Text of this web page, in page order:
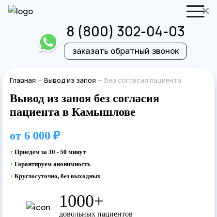
8 (800) 302-04-03
заказать обратный звонок
Главная — Вывод из запоя — Без согласия пациента
Вывод из запоя без согласия
пациента в Камышлове
от 6 000 ₽
+ Приедем за 30 - 50 минут
+ Гарантируем анонимность
+ Круглосуточно, без выходных
1000+
довольных пациентов
Ваше имя
Ваш телефон
Ваша заявка
отправлена
Наш врач свяжется с вами в самое
ближайшее время!
Ваше имя
Ваш телефон
×